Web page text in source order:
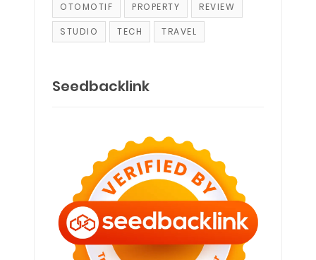
OTOMOTIF PROPERTY REVIEW
STUDIO TECH TRAVEL
Seedbacklink